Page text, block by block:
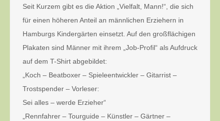
Seit Kurzem gibt es die Aktion „Vielfalt, Mann!“, die sich
für einen höheren Anteil an männlichen Erziehern in
Hamburgs Kindergärten einsetzt. Auf den großflächigen
Plakaten sind Männer mit ihrem „Job-Profil“ als Aufdruck
auf dem T-Shirt abgebildet:
„Koch – Beatboxer – Spieleentwickler – Gitarrist –
Trostspender – Vorleser:
Sei alles – werde Erzieher“
„Rennfahrer – Tourguide – Künstler – Gärtner –